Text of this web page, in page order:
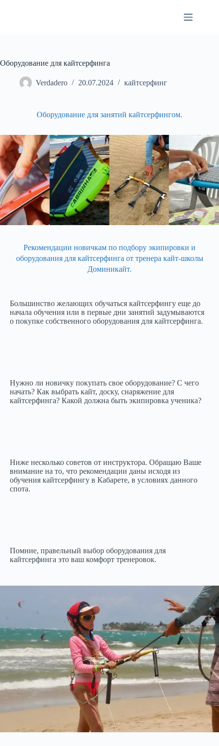
Оборудование для кайтсерфинга
Verdadero 20.07.2024 кайтсерфинг
Оборудование для занятий кайтсерфингом.
Рекомендации новичкам по подбору экипировки и
оборудования для кайтсерфинга от тренера кайт-школы
Доминикайт.
Большинство желающих обучаться кайтсерфингу еще до
начала обучения или в первые дни занятий задумываются
о покупке собственного оборудования для кайтсерфинга.
Нужно ли новичку покупать свое оборудование? С чего
начать? Как выбрать кайт, доску, снаряжение для
кайтсерфинга? Какой должна быть экипировка ученика?
Ниже несколько советов от инструктора. Обращаю Ваше
внимание на то, что рекомендации даны исходя из
обучения кайтсерфингу в Кабарете, в условиях данного
спота.
Помние, правельный выбор оборудования для
кайтсерфинга это ваш комфорт тренеровок.